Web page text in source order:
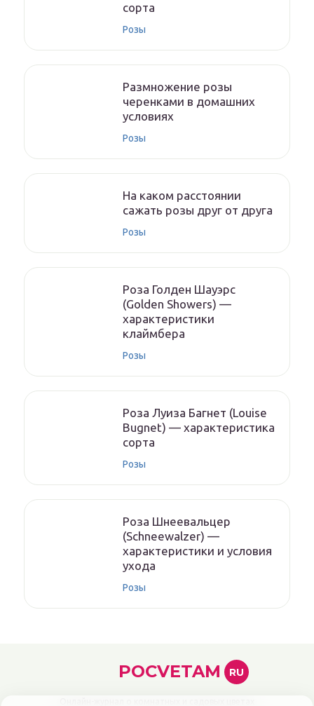
сорта
Розы
Размножение розы
черенками в домашних
условиях
Розы
На каком расстоянии
сажать розы друг от друга
Розы
Роза Голден Шауэрс
(Golden Showers) —
характеристики
клаймбера
Розы
Роза Луиза Багнет (Louise
Bugnet) — характеристика
сорта
Розы
Роза Шнеевальцер
(Schneewalzer) —
характеристики и условия
ухода
Розы
POCVETAM RU